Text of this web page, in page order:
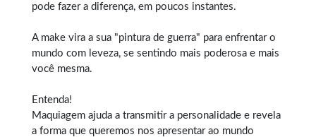
pode fazer a diferença, em poucos instantes.
A make vira a sua "pintura de guerra" para enfrentar o
mundo com leveza, se sentindo mais poderosa e mais
você mesma.
Entenda!
Maquiagem ajuda a transmitir a personalidade e revela
a forma que queremos nos apresentar ao mundo